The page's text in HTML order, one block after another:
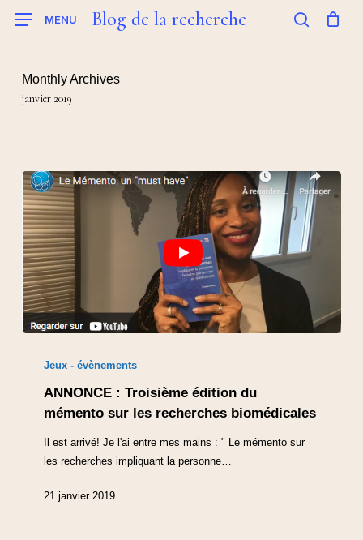
MENU Blog de la recherche
Monthly Archives
janvier 2019
Jeux - évènements
ANNONCE : Troisième édition du
mémento sur les recherches biomédicales
Il est arrivé! Je l'ai entre mes mains : " Le mémento sur
les recherches impliquant la personne…
21 janvier 2019